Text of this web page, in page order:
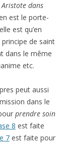
dans
est le porte-
est qu’en
de saint
dans le même
etc.
peut aussi
dans le
prendre soin
8 est faite
7 est faite pour